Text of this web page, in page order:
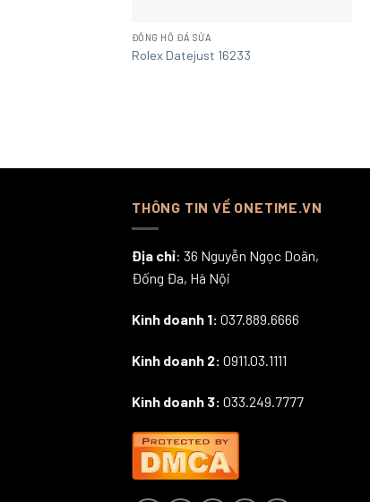
ĐỒNG HỒ ĐÃ SỬA
Rolex Datejust 16233
THÔNG TIN VỀ ONETIME.VN
Địa chỉ: 36 Nguyễn Ngọc Doãn,
Đống Đa, Hà Nội
Kinh doanh 1: 037.889.6666
Kinh doanh 2: 0911.03.1111
Kinh doanh 3: 033.249.7777